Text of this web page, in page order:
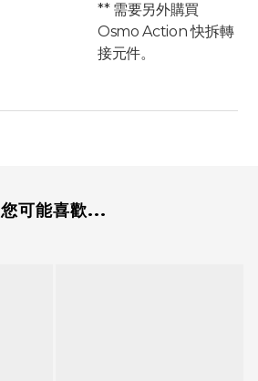
** 需要另外購買
Osmo Action 快拆轉
接元件。
您可能喜歡...